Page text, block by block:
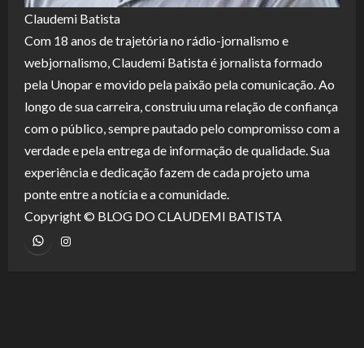
Claudemi Batista
Com 18 anos de trajetória no rádio-jornalismo e
webjornalismo, Claudemi Batista é jornalista formado
pela Unopar e movido pela paixão pela comunicação. Ao
longo de sua carreira, construiu uma relação de confiança
com o público, sempre pautado pelo compromisso com a
verdade e pela entrega de informação de qualidade. Sua
experiência e dedicação fazem de cada projeto uma
ponte entre a notícia e a comunidade.
Copyright © BLOG DO CLAUDEMI BATISTA
WhatsApp Instagram